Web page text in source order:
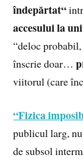
îndepărtat“
accesului la
“deloc
înscrie doar…
viitorul (care
“Fizica
publicul larg,
de subsol